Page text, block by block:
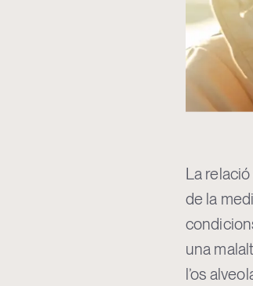
La
de la
una
l’os